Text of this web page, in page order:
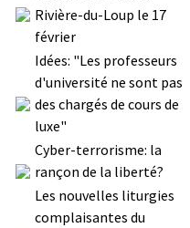
Rivière-du-Loup le 17
février
Idées: "Les professeurs
d'université ne sont pas
des chargés de cours de
luxe"
Cyber-terrorisme: la
rançon de la liberté?
Les nouvelles liturgies
complaisantes du